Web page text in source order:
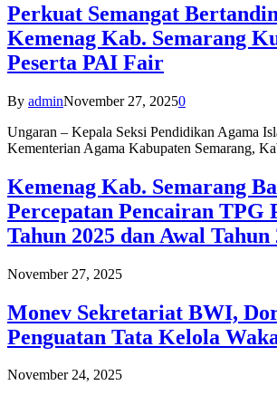
Perkuat Semangat
Kemenag Kab. Semarang
Peserta PAI Fair
By adminNovember 27, 20250
Ungaran – Kepala Seksi Pendidikan Agama
Kementerian Agama Kabupaten Semarang,
Kemenag Kab. Semarang
Percepatan Pencairan TPG
Tahun 2025 dan Awal Tahun
November 27, 2025
Monev Sekretariat BWI,
Penguatan Tata Kelola
November 24, 2025